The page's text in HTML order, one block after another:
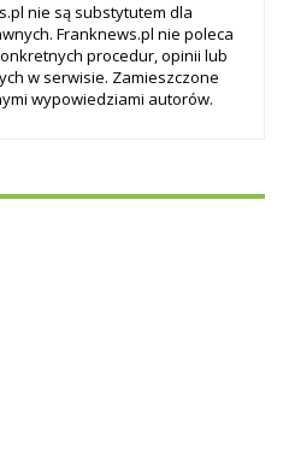
nie są substytutem dla
Franknews.pl nie poleca
procedur, opinii lub
w serwisie. Zamieszczone
wypowiedziami autorów.